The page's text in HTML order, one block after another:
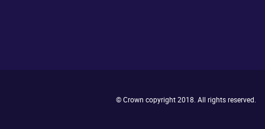
© Crown copyright 2018. All rights reserved.